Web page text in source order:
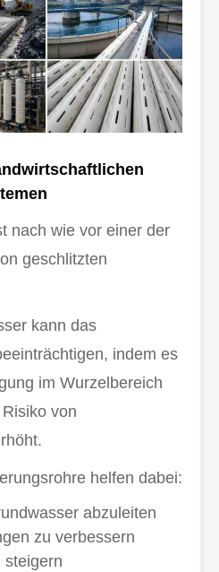
nach wie vor einer der
geschlitzten
kann das
indem es
im Wurzelbereich
von
helfen dabei:
abzuleiten
zu verbessern
steigern